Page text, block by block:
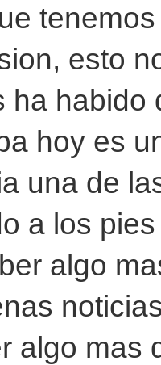
esto
ha habido
hoy es
una de
a los
algo
algo mas